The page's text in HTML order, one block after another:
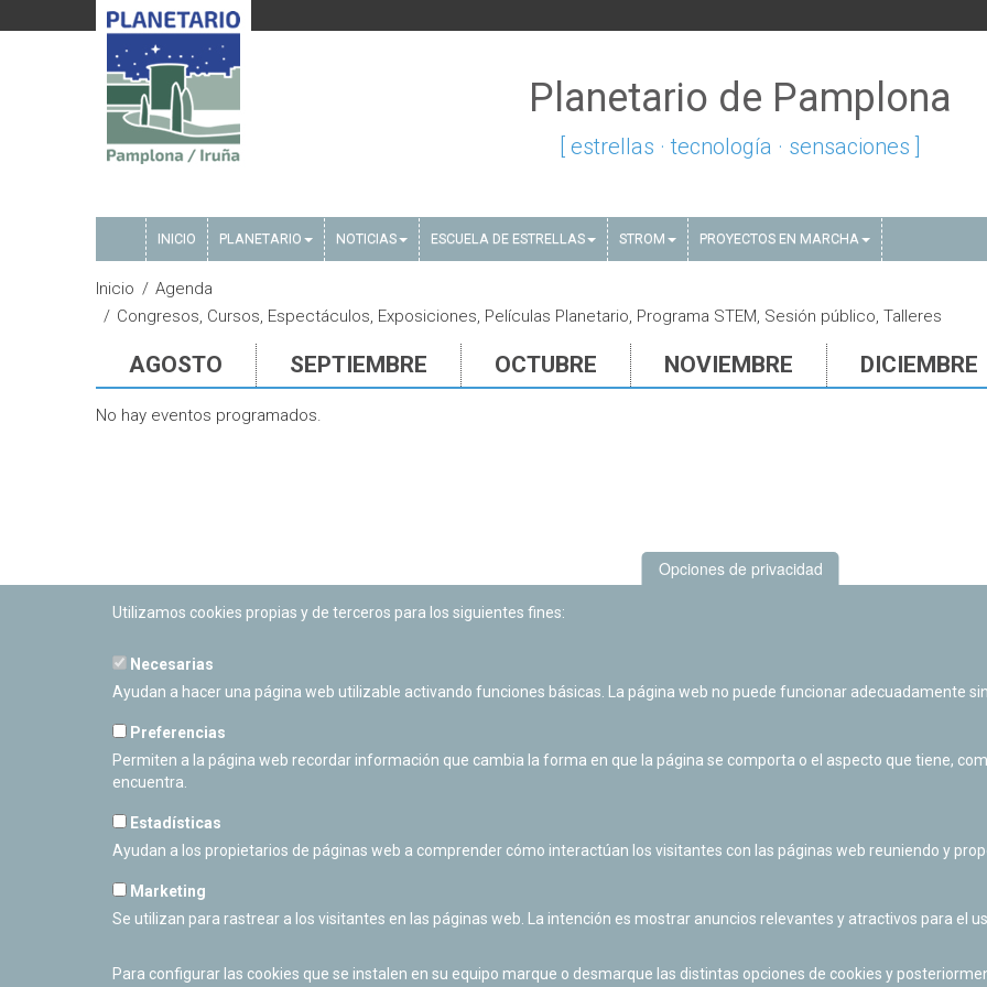
Planetario de Pamplona
[ estrellas · tecnología · sensaciones ]
INICIO PLANETARIO NOTICIAS ESCUELA DE ESTRELLAS STROM PROYECTOS EN MARCHA
Inicio
Agenda
Congresos, Cursos, Espectáculos, Exposiciones, Películas Planetario, Programa STEM, Sesión público, Talleres
AGOSTO SEPTIEMBRE OCTUBRE NOVIEMBRE DICIEMBRE
No hay eventos programados.
PLANETARIO DE PAMPLONA
Calle Sancho RamÃ­rez, s/n
Cerrado Temporalmente
Opciones de privacidad
Utilizamos cookies propias y de terceros para los siguientes fines:
Necesarias
Ayudan a hacer una página web utilizable activando funciones básicas. La página web no puede funcionar adecuadamente
Preferencias
Permiten a la página web recordar información que cambia la forma en que la página se comporta o el aspecto que tiene,
encuentra.
Estadísticas
Ayudan a los propietarios de páginas web a comprender cómo interactúan los visitantes con las páginas web reuniendo y
Marketing
Se utilizan para rastrear a los visitantes en las páginas web. La intención es mostrar anuncios relevantes y atractivos para el
Para configurar las cookies que se instalen en su equipo marque o desmarque las distintas opciones de cookies y